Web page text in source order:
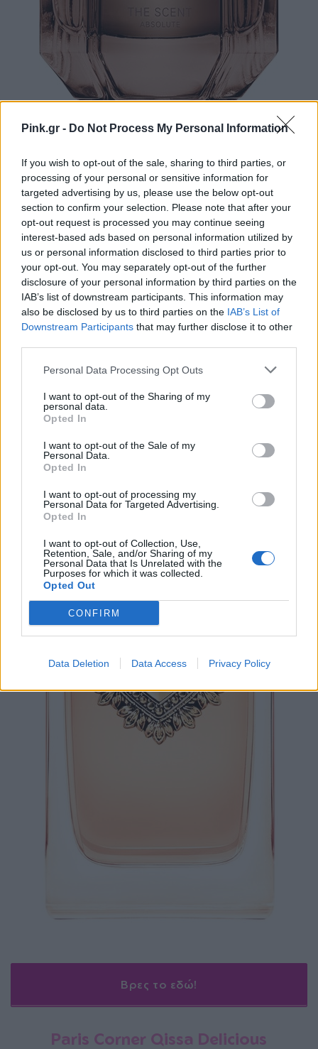
Pink.gr - Do Not Process My Personal Information
If you wish to opt-out of the sale, sharing to third parties, or
processing of your personal or sensitive information for
targeted advertising by us, please use the below opt-out
section to confirm your selection. Please note that after your
opt-out request is processed you may continue seeing
interest-based ads based on personal information utilized by
us or personal information disclosed to third parties prior to
your opt-out. You may separately opt-out of the further
disclosure of your personal information by third parties on the
IAB’s list of downstream participants. This information may
also be disclosed by us to third parties on the IAB’s List of
Downstream Participants that may further disclose it to other
Personal Data Processing Opt Outs
I want to opt-out of the Sharing of my
personal data.
Opted In
I want to opt-out of the Sale of my
Personal Data.
Opted In
I want to opt-out of processing my
Personal Data for Targeted Advertising.
Opted In
I want to opt-out of Collection, Use,
Retention, Sale, and/or Sharing of my
Personal Data that Is Unrelated with the
Purposes for which it was collected.
Opted Out
CONFIRM
Data Deletion Data Access Privacy Policy
Βρες το εδώ!
Dolce & Gabbana Devotion Eau
de Parfum
Βρες το εδώ!
Paris Corner Qissa Delicious